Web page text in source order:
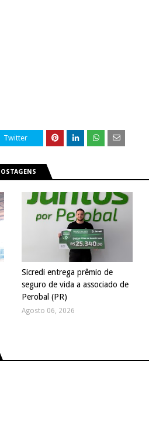
Twitter
Sicredi entrega prêmio de
seguro de vida a associado de
Perobal (PR)
Agosto 06, 2026